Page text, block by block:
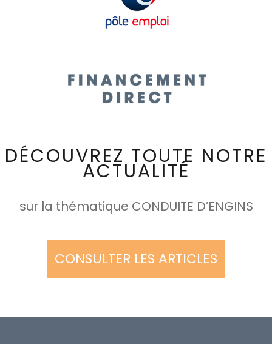
DÉCOUVREZ TOUTE NOTRE
ACTUALITÉ
sur la thématique CONDUITE D’ENGINS
CONSULTER LES ARTICLES